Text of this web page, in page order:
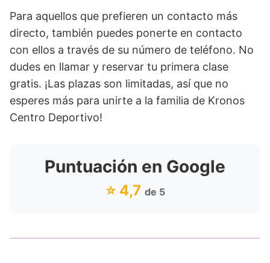
Para aquellos que prefieren un contacto más
directo, también puedes ponerte en contacto
con ellos a través de su número de teléfono. No
dudes en llamar y reservar tu primera clase
gratis. ¡Las plazas son limitadas, así que no
esperes más para unirte a la familia de Kronos
Centro Deportivo!
Puntuación en Google
⭐ 4,7 de 5